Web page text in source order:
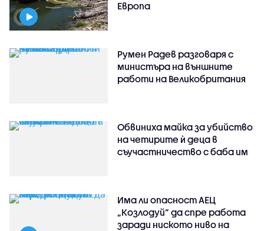
Европа
Румен Радев разговаря с
министъра на външните
работи на Великобритания
Обвиниха майка за убийство
на четирите ѝ деца в
съучастничество с баба им
Има ли опасност АЕЦ
„Козлодуй” да спре работа
заради ниското ниво на